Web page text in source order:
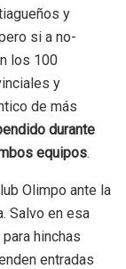
y
si a no-
los 100
y
de más
durante
equipos.
Olimpo ante la
Salvo en esa
hinchas
entradas